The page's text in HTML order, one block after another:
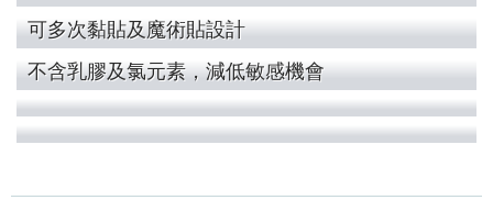
可多次黏貼及魔術貼設計
不含乳膠及氯元素，減低敏感機會